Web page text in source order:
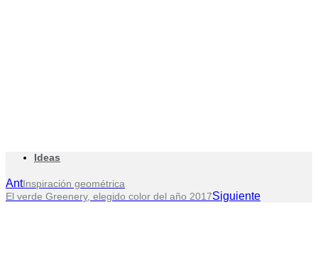
Ideas
AntInspiración geométrica
El verde Greenery, elegido color del año 2017Siguiente